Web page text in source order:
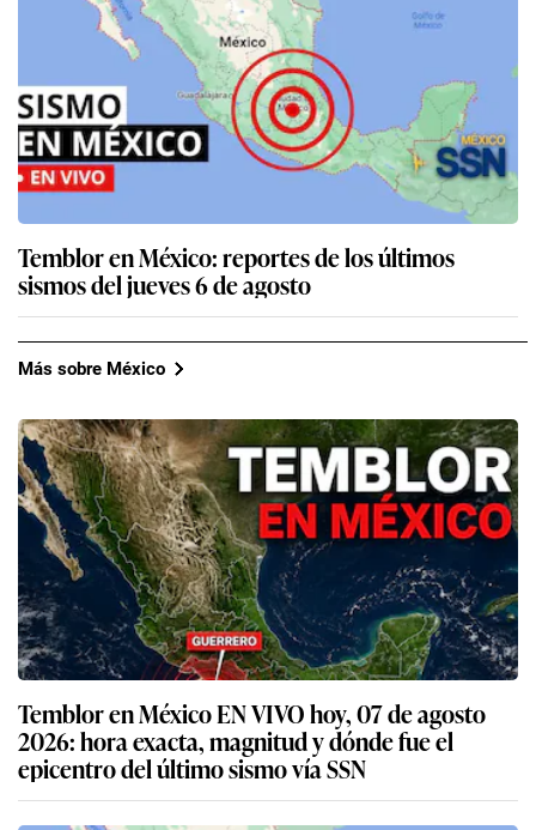
Temblor en México: reportes de los últimos
sismos del jueves 6 de agosto
Más sobre México
Temblor en México EN VIVO hoy, 07 de agosto
2026: hora exacta, magnitud y dónde fue el
epicentro del último sismo vía SSN